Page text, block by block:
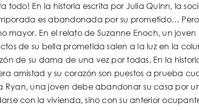
todo! En la historia escrita por Julia Quinn, la
es abandonada por su prometido…
mayor. En el relato de Suzanne Enoch, un
de su bella prometida salen a la luz en la
de su dama de una vez por todas. En la
amistad y su corazón son puestos a prueba
Ryan, una joven debe abandonar su casa por
con la vivienda, sino con su anterior